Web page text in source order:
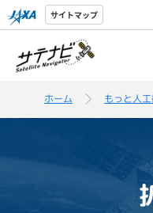
サイトマップ
ホーム もっと人